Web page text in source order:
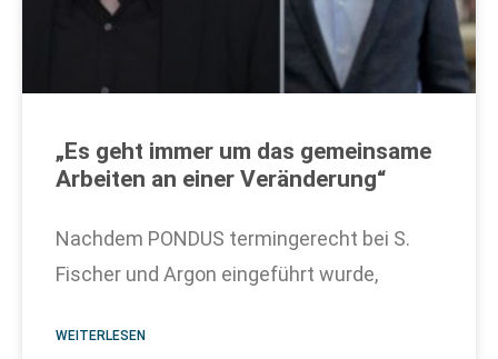
„Es geht immer um das gemeinsame
Arbeiten an einer Veränderung“
Nachdem PONDUS termingerecht bei S.
Fischer und Argon eingeführt wurde,
WEITERLESEN